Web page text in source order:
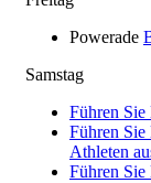
Powerade
Samstag
Führen Sie
Führen Sie
Athleten
Führen